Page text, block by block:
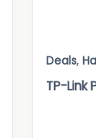
Deals,
TP-Link